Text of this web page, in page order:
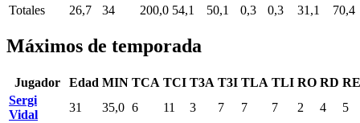
Totales
26,7 34 200,0 54,1 50,1 0,3 0,3 31,1 70,4
Máximos de temporada
Jugador Edad MIN TCA TCI T3A T3I TLA TLI RO RD
Sergi
Vidal
31 35,0 6 11 3 7 7 7 2 4
5